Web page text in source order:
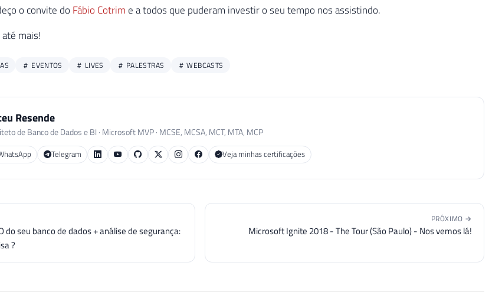
o convite do Fábio Cotrim e a todos que puderam investir o seu tempo nos assistindo.
mais!
EVENTOS LIVES PALESTRAS WEBCASTS
Resende
de Banco de Dados e BI · Microsoft MVP · MCSE, MCSA, MCT, MTA, MCP
Telegram Veja minhas certificações
do seu banco de dados + análise de segurança:
?
PRÓXIMO →
Microsoft Ignite 2018 - The Tour (São Paulo) - Nos vemos lá!